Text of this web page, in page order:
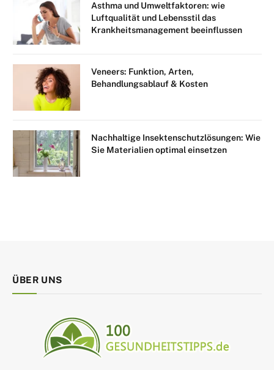
Asthma und Umweltfaktoren: wie
Luftqualität und Lebensstil das
Krankheitsmanagement beeinflussen
Veneers: Funktion, Arten,
Behandlungsablauf & Kosten
Nachhaltige Insektenschutzlösungen: Wie
Sie Materialien optimal einsetzen
ÜBER UNS